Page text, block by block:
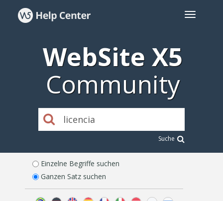
WebSite X5
Community
Suche
Einzelne Begriffe suchen
Ganzen Satz suchen